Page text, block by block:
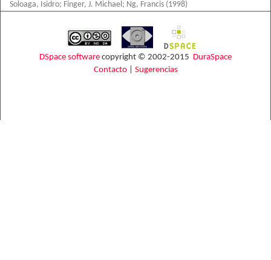
Soloaga, Isidro; Finger, J. Michael ; Ng, Francis (1998)
DSpace software copyright © 2002-2015 DuraSpace
Contacto| Sugerencias